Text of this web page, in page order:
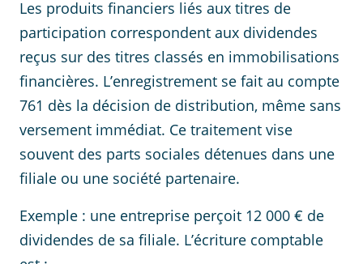
Les produits financiers liés aux titres de
participation correspondent aux dividendes
reçus sur des titres classés en immobilisations
financières. L’enregistrement se fait au compte
761 dès la décision de distribution, même sans
versement immédiat. Ce traitement vise
souvent des parts sociales détenues dans une
filiale ou une société partenaire.
Exemple : une entreprise perçoit 12 000 € de
dividendes de sa filiale. L’écriture comptable